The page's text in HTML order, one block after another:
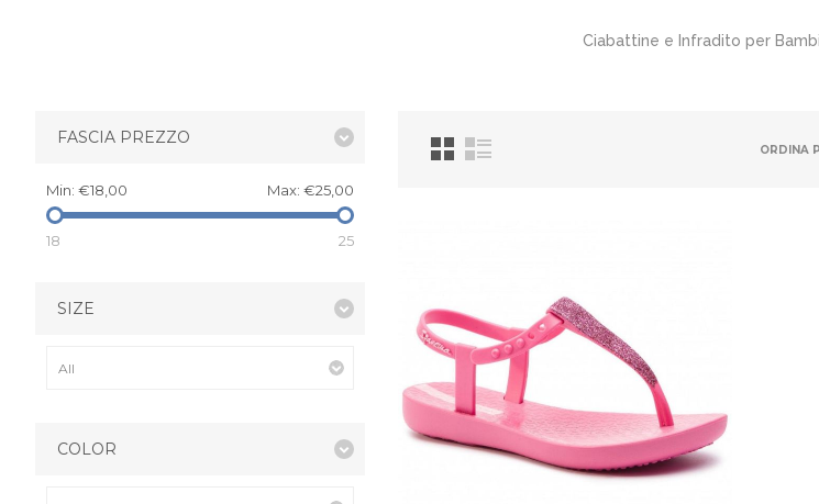
Ciabattine e Infradito per
ORDINA
FASCIA PREZZO
Min: €18,00 Max: €25,00
18 25
SIZE
COLOR